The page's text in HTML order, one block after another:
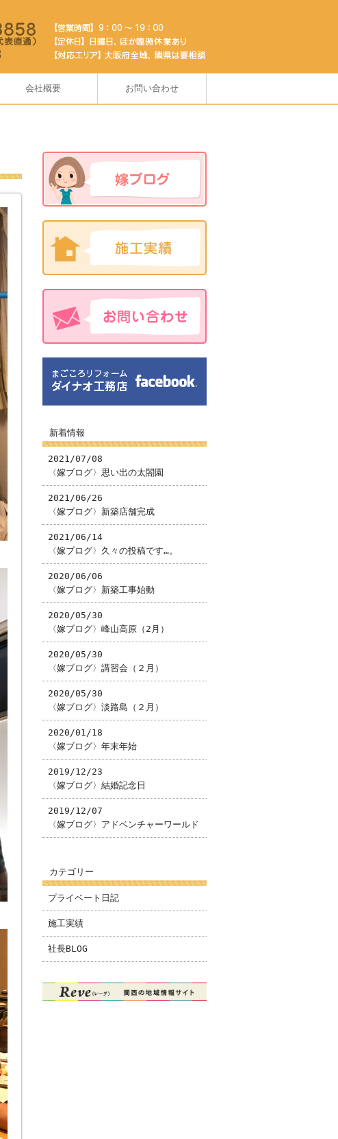
会社概要 お問い合わせ
新着情報
2021/07/08
〈嫁ブログ〉思い出の太閤園
2021/06/26
〈嫁ブログ〉新築店舗完成
2021/06/14
〈嫁ブログ〉久々の投稿です…。
2020/06/06
〈嫁ブログ〉新築工事始動
2020/05/30
〈嫁ブログ〉峰山高原（2月）
2020/05/30
〈嫁ブログ〉講習会（２月）
2020/05/30
〈嫁ブログ〉淡路島（２月）
2020/01/18
〈嫁ブログ〉年末年始
2019/12/23
〈嫁ブログ〉結婚記念日
2019/12/07
〈嫁ブログ〉アドベンチャーワールド
カテゴリー
プライベート日記
施工実績
社長BLOG